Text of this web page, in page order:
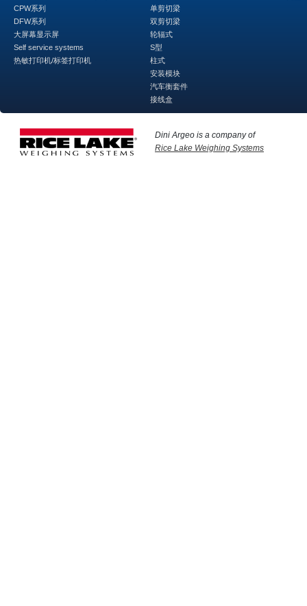
CPW系列
DFW系列
大屏幕显示屏
Self service systems
热敏打印机/标签打印机
单剪切梁
双剪切梁
轮辐式
S型
柱式
安装模块
汽车衡套件
接线盒
Dini Argeo is a company of
Rice Lake Weighing Systems